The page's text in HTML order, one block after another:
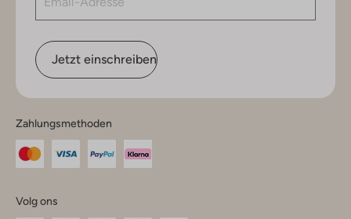
Jetzt einschreiben
Zahlungsmethoden
Volg ons